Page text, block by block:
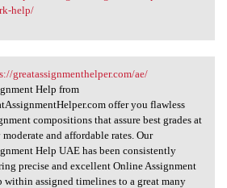
help/
greatassignmenthelper
greatassignmenthelper.com/ae/
Help from
offer you flawless
compositions that assure best grades at
moderate and affordable rates. Our
Help UAE has been consistently
precise and excellent Online Assignment
within assigned timelines to a great many